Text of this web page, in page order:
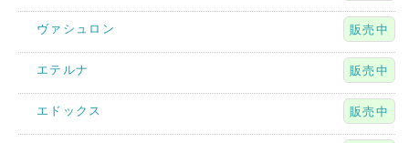
ヴァシュロン 販売中
エテルナ 販売中
エドックス 販売中